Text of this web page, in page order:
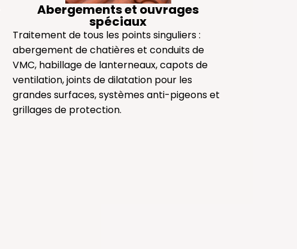
Abergements et ouvrages
spéciaux
Traitement de tous les points singuliers :
abergement de chatières et conduits de
VMC, habillage de lanterneaux, capots de
ventilation, joints de dilatation pour les
grandes surfaces, systèmes anti-pigeons et
grillages de protection.